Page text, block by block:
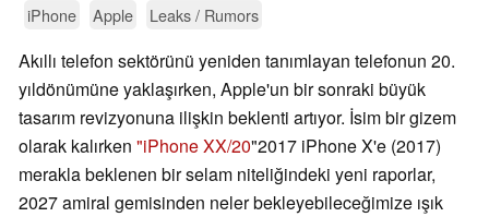
iPhone Apple Leaks / Rumors
Akıllı telefon sektörünü yeniden tanımlayan telefonun 20.
yıldönümüne yaklaşırken, Apple'un bir sonraki büyük
tasarım revizyonuna ilişkin beklenti artıyor. İsim bir gizem
olarak kalırken "iPhone XX/20"2017 iPhone X'e (2017)
merakla beklenen bir selam niteliğindeki yeni raporlar,
2027 amiral gemisinden neler bekleyebileceğimize ışık